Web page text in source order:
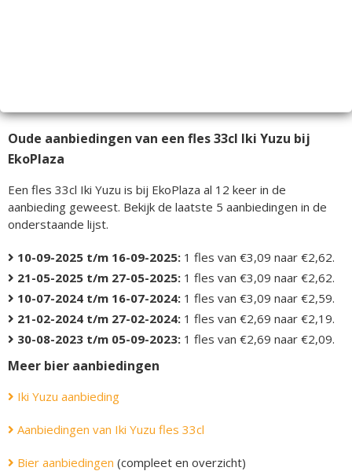
Oude aanbiedingen van een fles 33cl Iki Yuzu bij
EkoPlaza
Een fles 33cl Iki Yuzu is bij EkoPlaza al 12 keer in de
aanbieding geweest. Bekijk de laatste 5 aanbiedingen in de
onderstaande lijst.
10-09-2025 t/m 16-09-2025: 1 fles van €3,09 naar €2,62.
21-05-2025 t/m 27-05-2025: 1 fles van €3,09 naar €2,62.
10-07-2024 t/m 16-07-2024: 1 fles van €3,09 naar €2,59.
21-02-2024 t/m 27-02-2024: 1 fles van €2,69 naar €2,19.
30-08-2023 t/m 05-09-2023: 1 fles van €2,69 naar €2,09.
Meer bier aanbiedingen
Iki Yuzu aanbieding
Aanbiedingen van Iki Yuzu fles 33cl
Bier aanbiedingen (compleet en overzicht)